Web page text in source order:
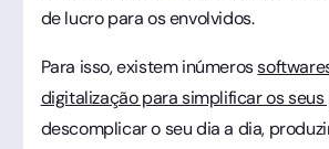
de lucro para os envolvidos.
Para isso, existem inúmeros
digitalização para simplificar os
descomplicar o seu dia a dia,